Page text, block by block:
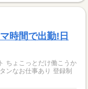
時間で出勤!日
ちょこっとだけ働こうか
ンなお仕事あり 登録制